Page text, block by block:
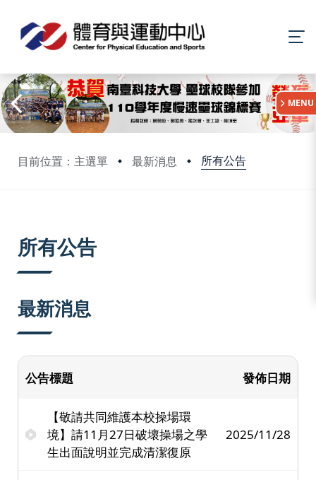
目前位置：主選單 最新消息 所有公告
MENU
所有公告
最新消息
公告標題 發佈日期
【敬請共同維護本校操場環
境】請11月27日破壞操場之學
生出面說明並完成清潔復原
2025/11/28